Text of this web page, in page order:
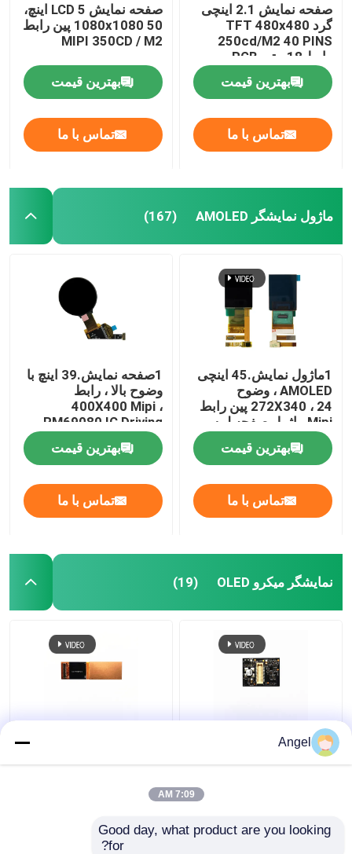
صفحه نمایش 2.1 اینچی
گرد TFT 480x480
250cd/M2 40 PINS
رابط 18 بیتی RGB
بهترین قیمت
تماس با ما
صفحه نمایش LCD 5 اینچ،
1080x1080 50 پین رابط
MIPI 350CD / M2
بهترین قیمت
تماس با ما
ماژول نمایشگر AMOLED (167)
1ماژول نمایش.45 اینچی
AMOLED ، وضوح
272X340 ، 24 پین رابط
Mipi ماژول صفحه لمسی
Oled
بهترین قیمت
تماس با ما
1صفحه نمایش.39 اینچ با
وضوح بالا ، رابط
400X400 Mipi ،
RM69080 IC Driving
بهترین قیمت
تماس با ما
نمایشگر میکرو OLED (19)
0.5 اینچ ماژول صفحه
نور خورشید قابل خواندن
با رابط MIPI+IIC
Angel
7:09 AM
Good day, what product are you looking
for?